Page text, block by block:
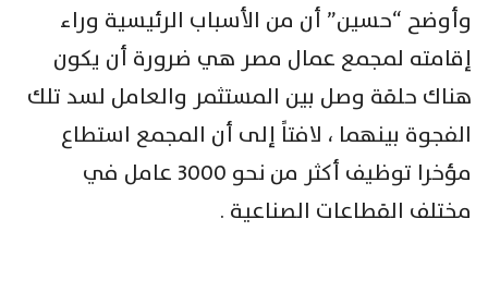
وأوضح “حسين” أن من الأسباب الرئيسية وراء
إقامته لمجمع عمال مصر هي ضرورة أن يكون
هناك حلقة وصل بين المستثمر والعامل لسد تلك
الفجوة بينهما ، لافتاً إلى أن المجمع استطاع
مؤخرا توظيف أكثر من نحو 3000 عامل في
مختلف القطاعات الصناعية .